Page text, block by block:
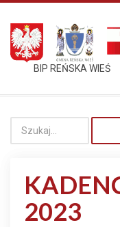
BIP REŃSKA WIEŚ
2023